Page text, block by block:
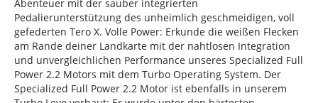
Abenteuer mit der sauber integrierten
Pedalierunterstützung des unheimlich geschmeidigen, voll
gefederten Tero X. Volle Power: Erkunde die weißen Flecken
am Rande deiner Landkarte mit der nahtlosen Integration
und unvergleichlichen Performance unseres Specialized Full
Power 2.2 Motors mit dem Turbo Operating System. Der
Specialized Full Power 2.2 Motor ist ebenfalls in unserem